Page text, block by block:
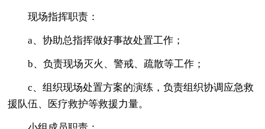
现场指挥职责：
a、协助总指挥做好事故处置工作；
b、负责现场灭火、警戒、疏散等工作；
c、组织现场处置方案的演练，负责组织协调应急救
援队伍、医疗救护等救援力量。